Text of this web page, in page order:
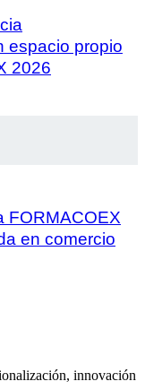
espacio propio
2026
FORMACOEX
en comercio
innovación